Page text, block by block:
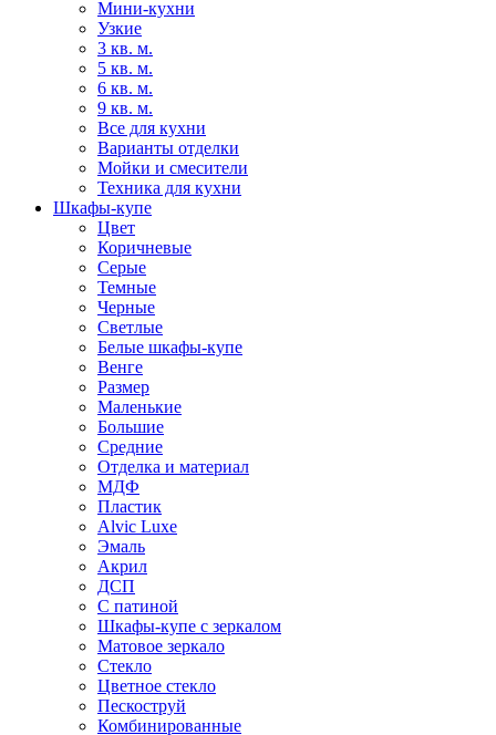
Мини-кухни
Узкие
3 кв. м.
5 кв. м.
6 кв. м.
9 кв. м.
Все для кухни
Варианты отделки
Мойки и смесители
Техника для кухни
Шкафы-купе
Цвет
Коричневые
Серые
Темные
Черные
Светлые
Белые шкафы-купе
Венге
Размер
Маленькие
Большие
Средние
Отделка и материал
МДФ
Пластик
Alvic Luxe
Эмаль
Акрил
ДСП
С патиной
Шкафы-купе с зеркалом
Матовое зеркало
Стекло
Цветное стекло
Пескоструй
Комбинированные